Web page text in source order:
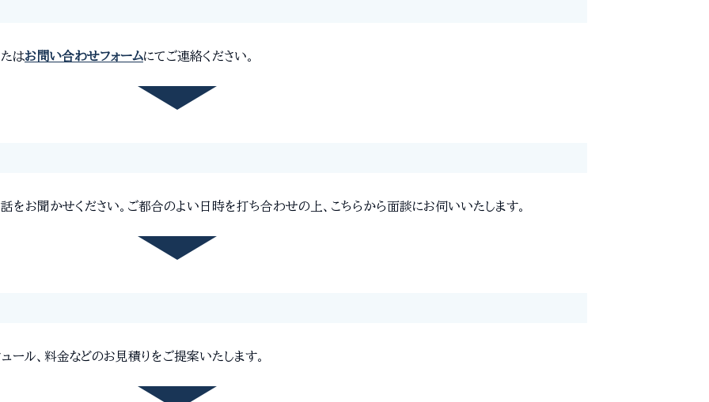
はお問い合わせフォームにてご連絡ください。
をお聞かせください。ご都合のよい日時を打ち合わせの上、こちらから面談にお伺いいたします。
ール、料金などのお見積りをご提案いたします。